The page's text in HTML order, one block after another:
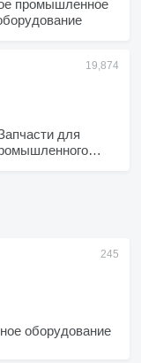
промышленное
для
оборудование